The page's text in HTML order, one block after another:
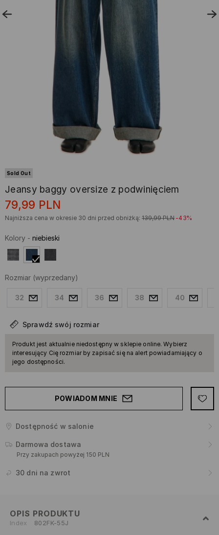
Sold Out
Jeansy baggy oversize z podwinięciem
79,99 PLN
Najniższa cena w okresie 30 dni przed obniżką: 139,99 PLN -43%
Kolory - niebieski
Rozmiar (wyprzedany)
32 34 36 38 40
Sprawdź swój rozmiar
Produkt jest aktualnie niedostępny w sklepie online. Wybierz
interesujący Cię rozmiar by zapisać się na alert powiadamiający o
jego dostępności.
POWIADOM MNIE
Dostępność w salonie
Darmowa dostawa
Przy zakupach powyżej 150 PLN
30 dni na zwrot
OPIS PRODUKTU
Index 802FK-55J